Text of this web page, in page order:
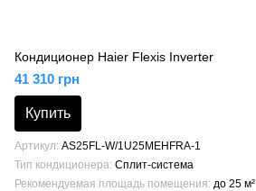
Кондиционер Haier Flexis Inverter
41 310 грн
Купить
Артикул AS25FL-W/1U25MEHFRA-1
Тип кондиционера Сплит-система
Рекомендуемая площадь помещения до 25 м²